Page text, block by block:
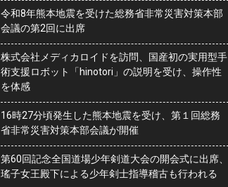
令和8年熊本地震を受けた総務省非常災害対策本部
会議の第2回に出席
株式会社メディカロイドを訪問、国産初の実用型手
術支援ロボット「hinotori」の説明を受け、操作性
を体感
16時27分頃発生した熊本地震を受け、第１回総務
省非常災害対策本部会議が開催
第60回記念全国道場少年剣道大会の開会式に出席、
瑤子女王殿下による少年剣士指導稽古も行われる